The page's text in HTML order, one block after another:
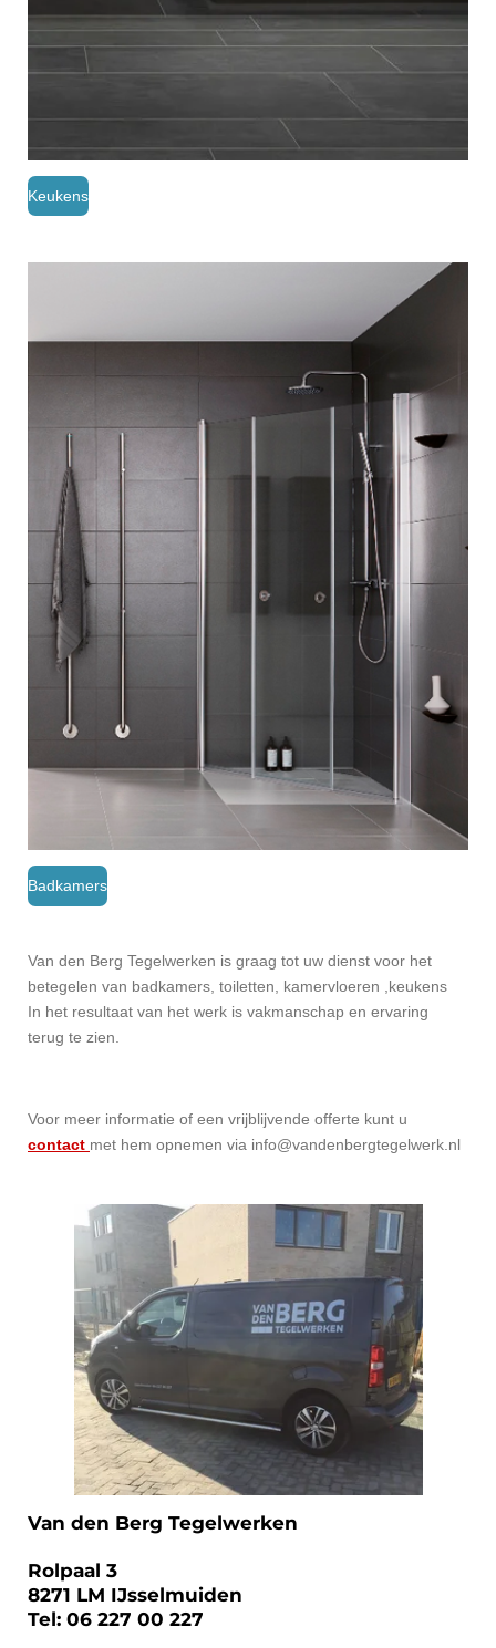
Keukens
Badkamers
Van den Berg Tegelwerken is graag tot uw dienst voor het
betegelen van badkamers, toiletten, kamervloeren ,keukens
In het resultaat van het werk is vakmanschap en ervaring
terug te zien.
Voor meer informatie of een vrijblijvende offerte kunt u
contact met hem opnemen via info@vandenbergtegelwerk.nl
Van den Berg Tegelwerken
Rolpaal 3
8271 LM IJsselmuiden
Tel: 06 227 00 227